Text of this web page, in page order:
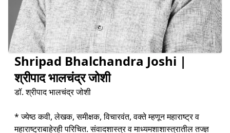
Shripad Bhalchandra Joshi |
श्रीपाद भालचंद्र जोशी
डॉ. श्रीपाद भालचंद्र जोशी
* ज्येष्ठ कवी, लेखक, समीक्षक, विचारवंत, वक्ते म्हणून महाराष्ट्र व
महाराष्ट्राबाहेरही परिचित. संवादशास्त्र व माध्यमशाशास्त्रातील तज्ज्ञ